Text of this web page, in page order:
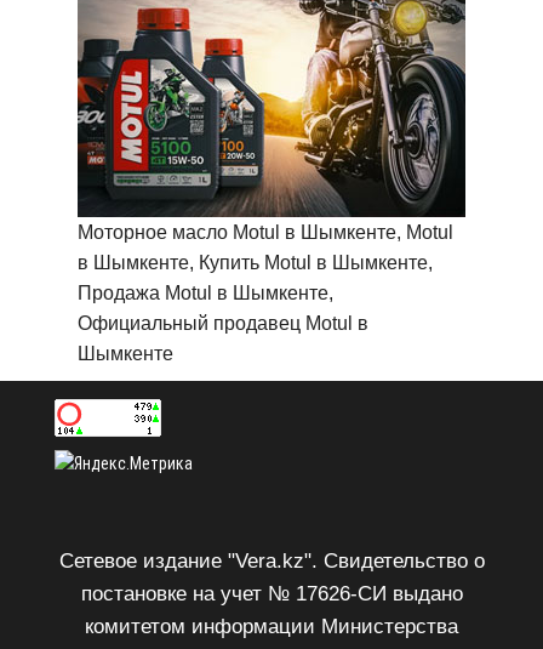
Моторное масло Motul в Шымкенте, Motul
в Шымкенте, Купить Motul в Шымкенте,
Продажа Motul в Шымкенте,
Официальный продавец Motul в
Шымкенте
Сетевое издание "Vera.kz". Свидетельство о
постановке на учет № 17626-СИ выдано
комитетом информации Министерства